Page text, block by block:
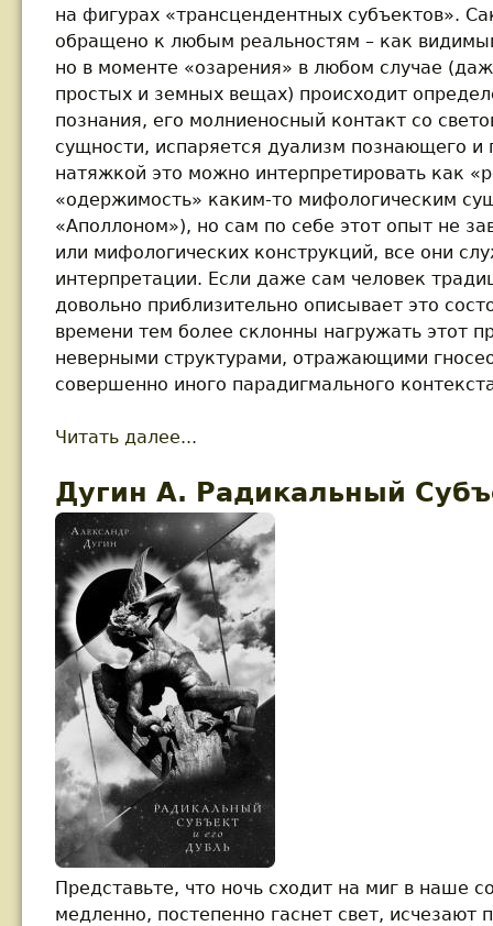
на фигурах «трансцендентных субъектов».
обращено к любым реальностям – как
но в моменте «озарения» в любом случае
простых и земных вещах) происходит
познания, его молниеносный контакт со
сущности, испаряется дуализм познающего
натяжкой это можно интерпретировать как
«одержимость» каким-то мифологическим
«Аполлоном»), но сам по себе этот опыт не
или мифологических конструкций, все они
интерпретации. Если даже сам человек
довольно приблизительно описывает это
времени тем более склонны нагружать этот
неверными структурами, отражающими
совершенно иного парадигмального
Читать далее...
Дугин А. Радикальный
Представьте, что ночь сходит на миг в наше
медленно, постепенно гаснет свет,